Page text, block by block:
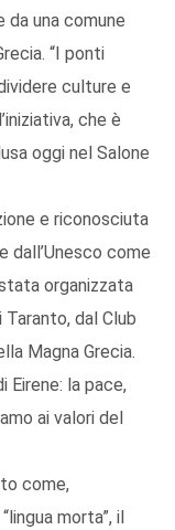
una comune
“I ponti
culture e
che è
oggi nel Salone
e riconosciuta
dall’Unesco come
organizzata
Taranto, dal Club
Magna Grecia.
Eirene: la pace,
ai valori del
come,
morta”, il